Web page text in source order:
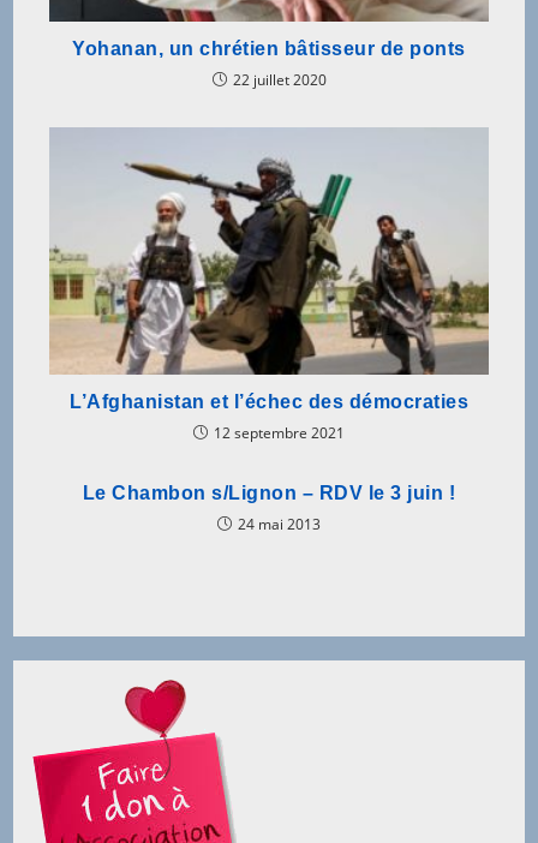
Yohanan, un chrétien bâtisseur de ponts
22 juillet 2020
L’Afghanistan et l’échec des démocraties
12 septembre 2021
Le Chambon s/Lignon – RDV le 3 juin !
24 mai 2013